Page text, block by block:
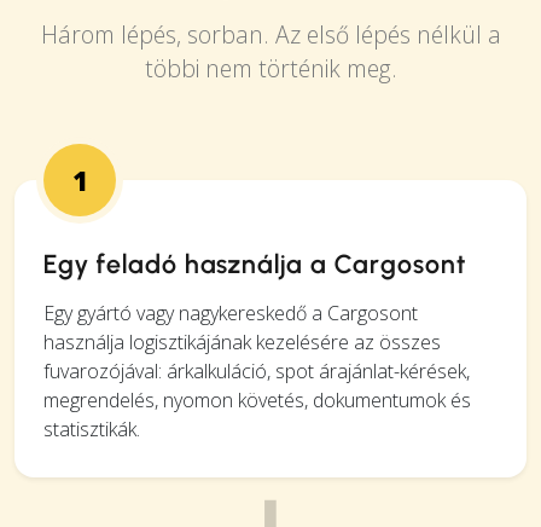
Három lépés, sorban. Az első lépés nélkül a
többi nem történik meg.
1
Egy feladó használja a Cargosont
Egy gyártó vagy nagykereskedő a Cargosont
használja logisztikájának kezelésére az összes
fuvarozójával: árkalkuláció, spot árajánlat-kérések,
megrendelés, nyomon követés, dokumentumok és
statisztikák.